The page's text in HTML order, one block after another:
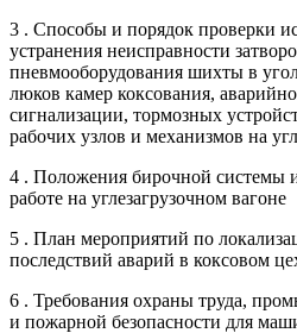
3 . Способы и порядок проверки
устранения неисправности
пневмооборудования шихты в
люков камер коксования,
сигнализации, тормозных
рабочих узлов и механизмов на
4 . Положения бирочной системы
работе на углезагрузочном вагоне
5 . План мероприятий по
последствий аварий в коксовом
6 . Требования охраны труда,
и пожарной безопасности для